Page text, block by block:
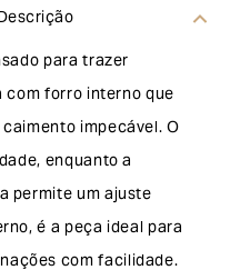
para trazer
forro interno que
impecável. O
enquanto a
permite um ajuste
é a peça ideal para
com facilidade.